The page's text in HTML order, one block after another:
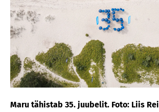
Maru tähistab 35. juubelit. Foto: Liis